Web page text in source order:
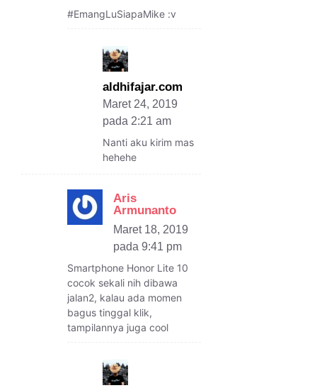
#EmangLuSiapaMike :v
aldhifajar.com
Maret 24, 2019
pada 2:21 am
Nanti aku kirim mas
hehehe
Aris
Armunanto
Maret 18, 2019
pada 9:41 pm
Smartphone Honor Lite 10
cocok sekali nih dibawa
jalan2, kalau ada momen
bagus tinggal klik,
tampilannya juga cool